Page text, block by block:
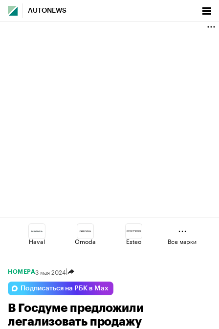
AUTONEWS
Haval Omoda Esteo
Jaecoo
Volga Voyah Changan
Все марки
НОМЕРА3 мая 2024
Подписаться на РБК в Max
В Госдуме предложили
легализовать продажу